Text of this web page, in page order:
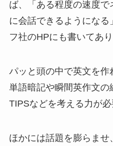
ば、「ある程度の速度で
に会話できるようになる
フ社のHPにも書いてあり
パッと頭の中で英文を
単語暗記や瞬間英作文の
TIPSなどを考える力が必
ほかには話題を膨らませ